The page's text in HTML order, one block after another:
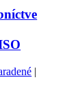
|